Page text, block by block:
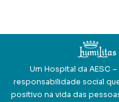
Um Hospital da AESC
responsabilidade social
positivo na vida das